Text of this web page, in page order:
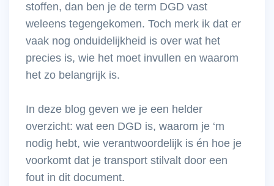
stoffen, dan ben je de term DGD vast
weleens tegengekomen. Toch merk ik dat er
vaak nog onduidelijkheid is over wat het
precies is, wie het moet invullen en waarom
het zo belangrijk is.
In deze blog geven we je een helder
overzicht: wat een DGD is, waarom je ‘m
nodig hebt, wie verantwoordelijk is én hoe je
voorkomt dat je transport stilvalt door een
fout in dit document.